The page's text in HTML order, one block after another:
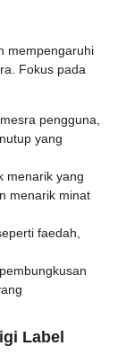
mempengaruhi
Fokus pada
pengguna,
yang
menarik yang
menarik minat
faedah,
Label